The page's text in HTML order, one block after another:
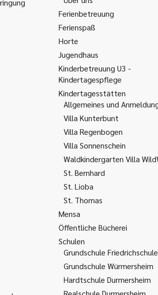
Ferienbetreuung
Ferienspaß
Horte
Jugendhaus
Kinderbetreuung U3 -
Kindertagespflege
Kindertagesstätten
Allgemeines und
Villa Kunterbunt
Villa Regenbogen
Villa Sonnenschein
Waldkindergarten Villa
St. Bernhard
St. Lioba
St. Thomas
Mensa
Öffentliche Bücherei
Schulen
Grundschule Friedrichschule
Grundschule Würmersheim
Hardtschule Durmersheim